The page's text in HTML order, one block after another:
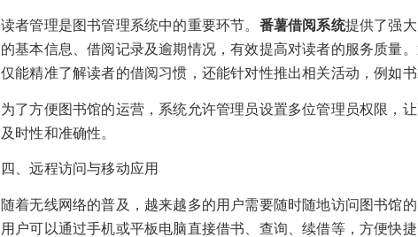
读者管理是图书管理系统中的重要环节。 番薯借阅系统提供了强
的基本信息、借阅记录及逾期情况，有效提高对读者的服务质量
仅能精准了解读者的借阅习惯，还能针对性推出相关活动，例如书
为了方便图书馆的运营，系统允许管理员设置多位管理员权限，
及时性和准确性。
四、远程访问与移动应用
随着无线网络的普及，越来越多的用户需要随时随地访问图书馆
用户可以通过手机或平板电脑直接借书、查询、续借等，方便快